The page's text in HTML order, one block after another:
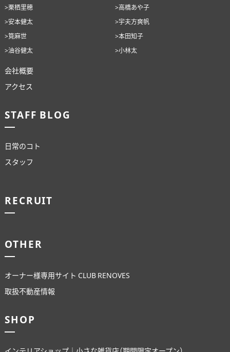
>栗栖里穂
>高橋あや子
>安本健太
>宇夫方爽帆
>筧麻世
>本田知子
>油谷健太
>小林太
会社概要
アクセス
STAFF BLOG
日常のコト
スタッフ
RECRUIT
OTHER
オーナー様専用サイト CLUB RENOVES
取扱不動産情報
SHOP